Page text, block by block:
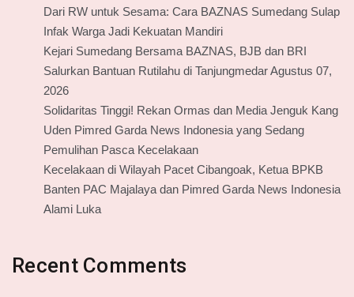
Dari RW untuk Sesama: Cara BAZNAS Sumedang Sulap
Infak Warga Jadi Kekuatan Mandiri
Kejari Sumedang Bersama BAZNAS, BJB dan BRI
Salurkan Bantuan Rutilahu di Tanjungmedar Agustus 07,
2026
Solidaritas Tinggi! Rekan Ormas dan Media Jenguk Kang
Uden Pimred Garda News Indonesia yang Sedang
Pemulihan Pasca Kecelakaan
Kecelakaan di Wilayah Pacet Cibangoak, Ketua BPKB
Banten PAC Majalaya dan Pimred Garda News Indonesia
Alami Luka
Recent Comments